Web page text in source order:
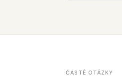
ČASTÉ OTÁZKY